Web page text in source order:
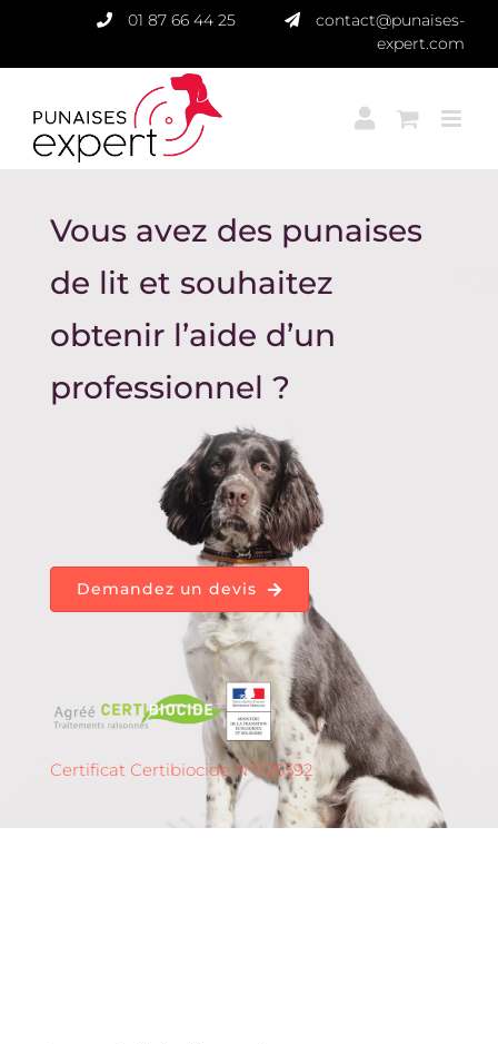
contenu
01 87 66 44 25
contact@punaises-
expert.com
Vous avez des punaises
de lit et souhaitez
obtenir l’aide d’un
professionnel ?
Demandez un devis
Certificat Certibiocide N°026592